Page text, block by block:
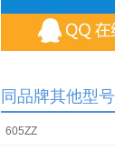
同品牌其他型号
605ZZ